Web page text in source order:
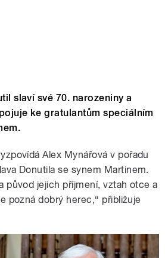
slaví své 70. narozeniny a
ke gratulantům speciálním
Alex Mynářová v pořadu
Donutila se synem Martinem.
původ jejich příjmení, vztah otce a
pozná dobrý herec,“ přibližuje